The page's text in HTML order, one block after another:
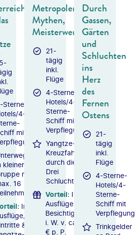
Sterne-
4-
mit
kleiner
mit
16
: Inkl.
&
Metropolen,
Mythen,
Meisterwerke
21-
tägig
inkl.
Flüge
4-Sterne-
Hotels/4-
Sterne-
Schiff mit
Verpflegung
Yangtze-
Kreuzfahrt
durch die
Drei
Schluchten
Vorteil: Inkl.
Ausflüge &
Besichtigungen
i. W. v. ca. 800
€ p. P.
Durch
Gassen,
Gärten
und
Schluchten
ins
Herz
des
Fernen
Ostens
21-
tägig
inkl.
Flüge
4-Sterne-
Hotels/4-
Sterne-
Schiff mit
Verpflegung
Trinkgelder